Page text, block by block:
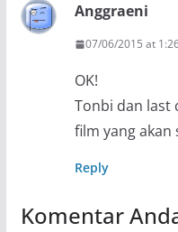
Anggraeni
07/06/2015 at
OK!
Tonbi dan last
film yang
Reply
Komentar